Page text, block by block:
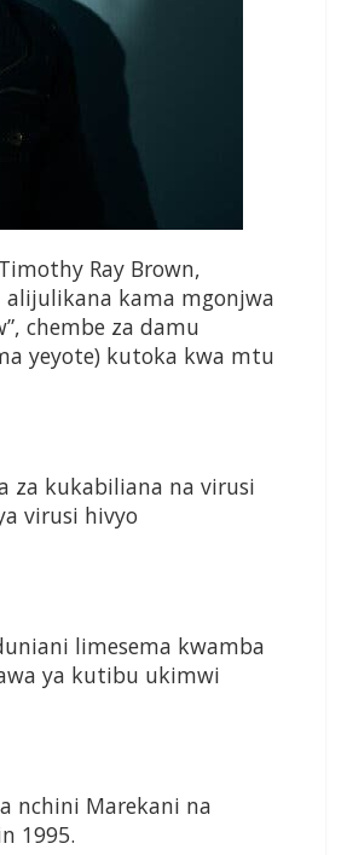
Ray Brown,
kama mgonjwa
chembe za damu
yeyote) kutoka kwa mtu
za kukabiliana na virusi
virusi hivyo
limesema kwamba
ya kutibu ukimwi
nchini Marekani na
1995.